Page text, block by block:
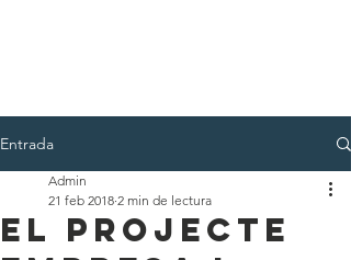
Entrada
El projecte
Admin
21 feb 2018 2 min de lectura